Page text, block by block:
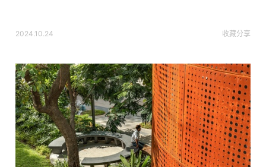
2024.10.24 收藏分享